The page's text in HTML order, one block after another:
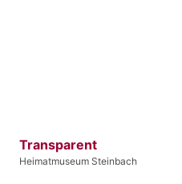
Transparent
Heimatmuseum Steinbach